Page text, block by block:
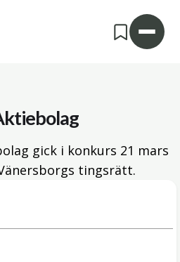
gick i konkurs 21 mars
tingsrätt.